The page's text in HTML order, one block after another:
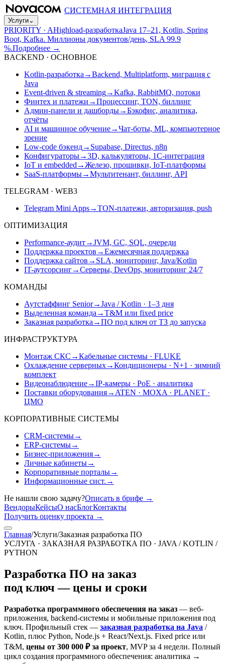
СИСТЕМНАЯ ИНТЕГРАЦИЯ
Услуги⌄
PRIORITY · AHighload-разработкаJava 17–21, Kotlin, Spring
Boot, Kafka. Миллионы документов/день, SLA 99.9
%.Подробнее →
BACKEND · ОСНОВНОЕ
Kotlin-разработка →Backend, Multiplatform, миграция с
Java
Event-driven & streaming→Kafka, RabbitMQ, потоки
Финтех и платежи →Процессинг, TON, биллинг
Админ-панели и дашборды→Бэкофис, аналитика,
отчёты
AI и машинное обучение→Чат-боты, ML, компьютерное
зрение
Low-code бэкенд→ Supabase, Directus, n8n
Конфигураторы→3D, калькуляторы, 1С-интеграция
IoT и embedded →Железо, прошивки, IoT-платформы
SaaS-платформы→Мультитенант, биллинг, API
TELEGRAM · WEB3
Telegram Mini Apps→TON-платежи, авторизация, push
ОПТИМИЗАЦИЯ
Performance-аудит→JVM, GC, SQL, очереди
Поддержка проектов →Ежемесячная поддержка
Поддержка сайтов → SLA, мониторинг, Java/Kotlin
IT-аутсорсинг→Серверы, DevOps, мониторинг 24/7
КОМАНДЫ
Аутстаффинг Senior→Java / Kotlin · 1–3 дня
Выделенная команда →T&M или fixed price
Заказная разработка →ПО под ключ от ТЗ до запуска
ИНФРАСТРУКТУРА
Монтаж СКС →Кабельные системы · FLUKE
Охлаждение серверных→Кондиционеры · N+1 · зимний
комплект
Видеонаблюдение→IP-камеры · PoE · аналитика
Поставки оборудования→ ATEN · MOXA · PLANET ·
ЦМО
КОРПОРАТИВНЫЕ СИСТЕМЫ
CRM-системы→
ERP-системы→
Бизнес-приложения→
Личные кабинеты→
Корпоративные порталы→
Информационные сист. →
Не нашли свою задачу?Описать в брифе →
ВендорыКейсыО насБлогКонтакты
Получить оценку проекта →
Главная/Услуги/Заказная разработка ПО
УСЛУГА · ЗАКАЗНАЯ РАЗРАБОТКА ПО · JAVA / KOTLIN /
PYTHON
Разработка ПО на заказ
под ключ — цены и сроки
Разработка программного обеспечения на заказ — веб-
приложения, backend-системы и мобильные приложения под
ключ. Профильный стек — заказная разработка на Java /
Kotlin, плюс Python, Node.js + React/Next.js. Fixed price или
T&M, цены от 300 000 ₽ за проект, MVP за 4 недели. Полный
цикл создания программного обеспечения: аналитика →